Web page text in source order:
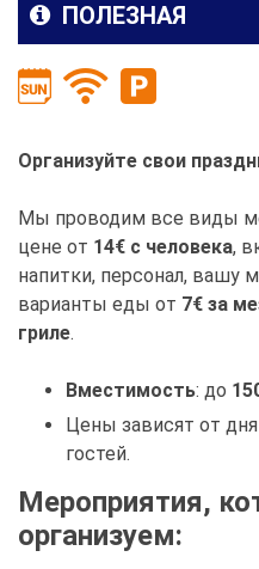
ПОЛЕЗНАЯ
Организуйте свои
Мы проводим все виды
цене от 14€ с человека,
напитки, персонал, вашу
варианты еды от 7€ за
гриле.
Вместимость: до
Цены зависят от
гостей.
Мероприятия,
организуем: